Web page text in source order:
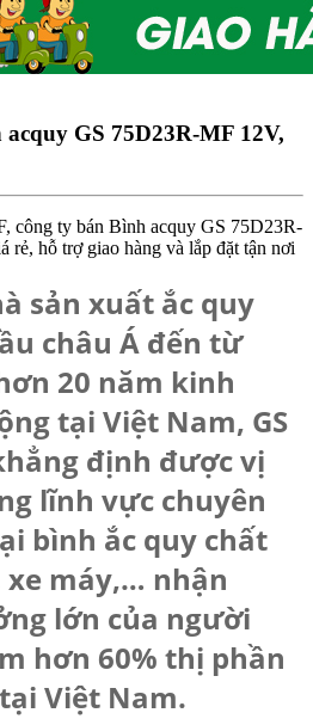
acquy GS 75D23R-MF 12V,
công ty bán Bình acquy GS 75D23R-
rẻ, hỗ trợ giao hàng và lắp đặt tận nơi
sản xuất ắc quy
châu Á đến từ
20 năm kinh
tại Việt Nam, GS
định được vị
lĩnh vực chuyên
bình ắc quy chất
xe máy,… nhận
lớn của người
hơn 60% thị phần
Việt Nam.